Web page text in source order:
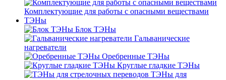
Комплектующие для работы с опасными веществами
ТЭНы
Блок ТЭНы
Гальванические
нагреватели
Оребренные ТЭНы
Круглые гладкие ТЭНы
ТЭНы для